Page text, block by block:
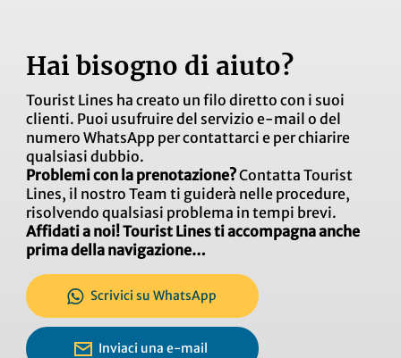
Hai bisogno di aiuto?
Tourist Lines ha creato un filo diretto con i suoi
clienti. Puoi usufruire del servizio e-mail o del
numero WhatsApp per contattarci e per chiarire
qualsiasi dubbio.
Problemi con la prenotazione?Contatta Tourist
Lines, il nostro Team ti guiderà nelle procedure,
risolvendo qualsiasi problema in tempi brevi.
Affidati a noi! Tourist Lines ti accompagna anche
prima della navigazione…
Scrivici su WhatsApp
Inviaci una e-mail